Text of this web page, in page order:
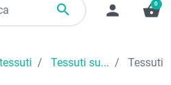
 person shopping_basket
0
Tessuti su... Tessuti